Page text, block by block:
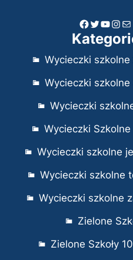
Facebook Twitter YouTube InstagramMail
Wycieczki
Wycieczki
Wycieczki
Wycieczki
Wycieczki szkolne
Wycieczki szkolne
Wycieczki szkolne
Zielone
Zielone Szkoły